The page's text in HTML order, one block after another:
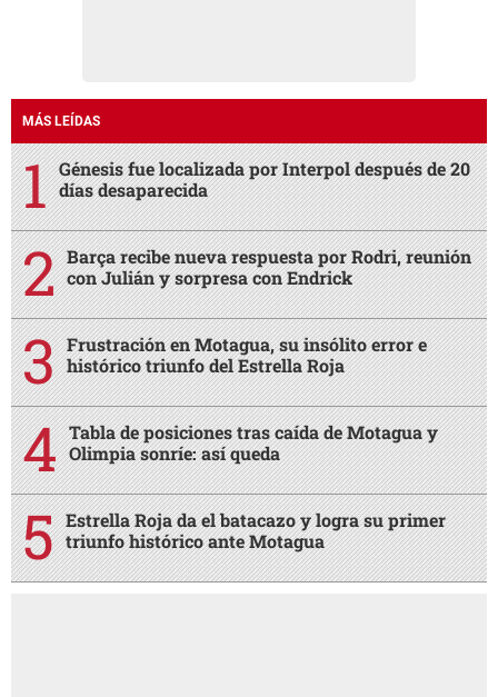
MÁS LEÍDAS
Génesis fue localizada por Interpol después de 20
días desaparecida
Barça recibe nueva respuesta por Rodri, reunión
con Julián y sorpresa con Endrick
Frustración en Motagua, su insólito error e
histórico triunfo del Estrella Roja
Tabla de posiciones tras caída de Motagua y
Olimpia sonríe: así queda
Estrella Roja da el batacazo y logra su primer
triunfo histórico ante Motagua